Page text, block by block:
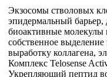
Экзосомы стволовых
эпидермальный барьер,
биоактивные молекулы
собственное
выработку коллагена,
Комплекс Telosense
Укрепляющий пептид